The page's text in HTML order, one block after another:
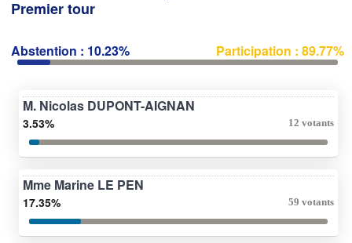
Premier tour
Abstention : 10.23% Participation : 89.77%
M. Nicolas DUPONT-AIGNAN
3.53% 12 votants
Mme Marine LE PEN
17.35% 59 votants